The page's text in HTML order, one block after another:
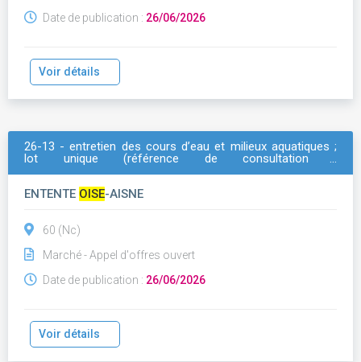
Date de publication : 26/06/2026
Voir détails
26-13 - entretien des cours d’eau et milieux aquatiques ;
lot unique (référence de consultation :
ENTENTE OISE-AISNE
60 (Nc)
Marché - Appel d'offres ouvert
Date de publication : 26/06/2026
Voir détails